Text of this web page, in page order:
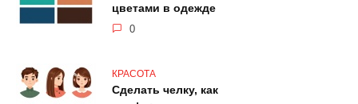
цветами в одежде
0
КРАСОТА
Сделать челку, как